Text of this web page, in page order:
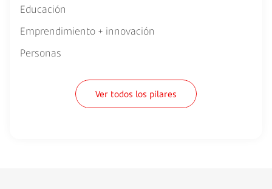
Educación
Emprendimiento + innovación
Personas
Ver todos los pilares